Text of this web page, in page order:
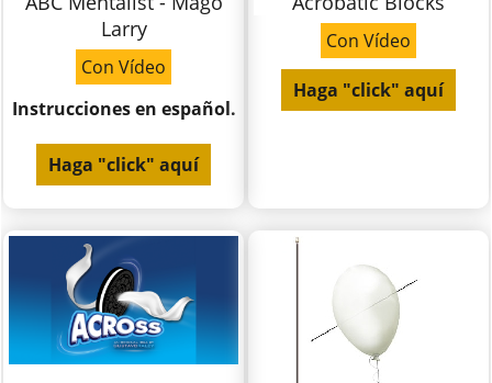
Larry
Con Vídeo
Instrucciones en español.
Haga "click" aquí
Con Vídeo
Haga "click" aquí